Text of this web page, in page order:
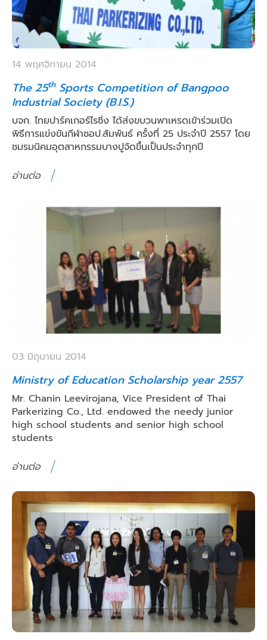
14 พฤศจิกายน 2014
The 25thSports Competition of Bangpoo
Industrial Society (B.I.S.)
บจก. ไทยปาร์คเกอร์ไรซิ่ง ได้ส่งขบวนพาเหรดเข้าร่วมเปิด
พิธีการแข่งขันกีฬาชอป.สัมพันธ์ ครั้งที่ 25 ประจำปี 2557 โดย
ชมรมนิคมอุตสาหกรรมบางปูจัดขึ้นเป็นประจำทุกปี
อ่านต่อ
03 มิถุนายน 2014
Ministry of Education Scholarship year 2557
Mr. Chanin Leevirojana, Vice President of Thai
Parkerizing Co., Ltd. endowed the needy junior
high school students and senior high school
students
อ่านต่อ